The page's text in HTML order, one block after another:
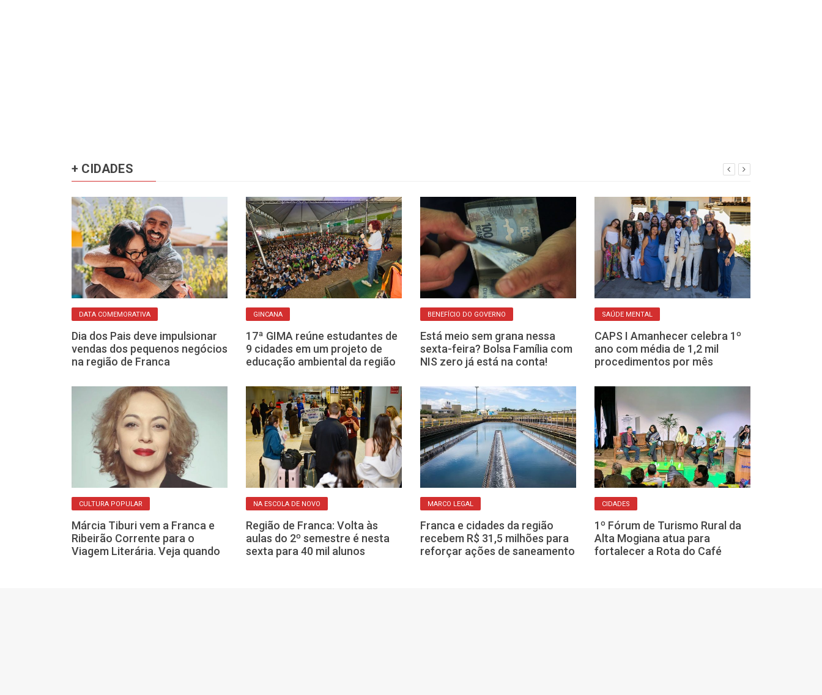
+ CIDADES
DATA COMEMORATIVA
Dia dos Pais deve impulsionar
vendas dos pequenos negócios
na região de Franca
GINCANA
17ª GIMA reúne estudantes de
9 cidades em um projeto de
educação ambiental da região
BENEFÍCIO DO GOVERNO
Está meio sem grana nessa
sexta-feira? Bolsa Família com
NIS zero já está na conta!
SAÚDE MENTAL
CAPS I Amanhecer celebra 1º
ano com média de 1,2 mil
procedimentos por mês
CULTURA POPULAR
Márcia Tiburi vem a Franca e
Ribeirão Corrente para o
Viagem Literária. Veja quando
NA ESCOLA DE NOVO
Região de Franca: Volta às
aulas do 2º semestre é nesta
sexta para 40 mil alunos
MARCO LEGAL
Franca e cidades da região
recebem R$ 31,5 milhões para
reforçar ações de saneamento
CIDADES
1º Fórum de Turismo Rural da
Alta Mogiana atua para
fortalecer a Rota do Café